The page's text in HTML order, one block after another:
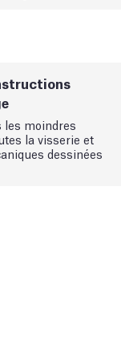
les moindres
la visserie et
dessinées